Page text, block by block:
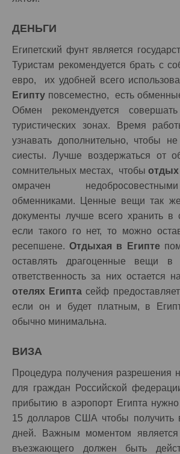
ДЕНЬГИ
Египетский фунт является
Туристам рекомендуется брать с
евро, их удобней всего
Египту повсеместно, есть
Обмен рекомендуется
туристических зонах. Время
узнавать дополнительно, чтобы
сиесты. Лучше воздержаться от
сомнительных местах, чтобы отдых
омрачен
обменниками. Ценные вещи так
документы лучше всего хранить
если такого го нет, то можно
ресепшене.Отдыхая в Египте
оставлять драгоценные вещи в
ответственность за них остается
отелях Египта сейф
если он и будет платным, в
обычно минимальна.
ВИЗА
Процедура получения разрешения
для граждан Российской
прибытию в аэропорт Египта
15 долларов США чтобы получить
дней. Важным моментом является
въезжающего должен быть